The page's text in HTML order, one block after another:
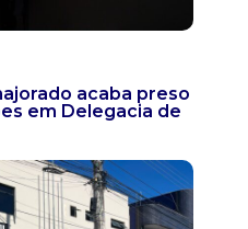
acaba preso
em Delegacia de